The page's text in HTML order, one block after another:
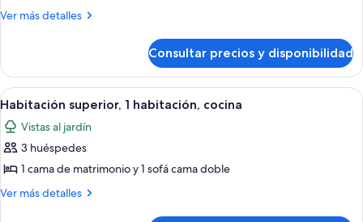
Ver más detalles
Más
Consultar precios y disponibilidad
Abrir
todas
las
fotos
de
Habitación
Una piscina con cubierta roja,
24
Habitación superior, 1 habitación, cocina
Vistas al jardín
3 huéspedes
1 cama de matrimonio y 1 sofá cama doble
Ver más detalles
Más